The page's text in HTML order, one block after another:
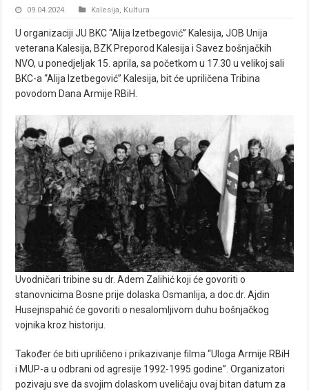
09.04.2024. Kalesija, Kultura
U organizaciji JU BKC “Alija Izetbegović” Kalesija, JOB Unija
veterana Kalesija, BZK Preporod Kalesija i Savez bošnjačkih
NVO, u ponedjeljak 15. aprila, sa početkom u 17.30 u velikoj sali
BKC-a “Alija Izetbegović” Kalesija, bit će upriličena Tribina
povodom Dana Armije RBiH.
Uvodničari tribine su dr. Adem Zalihić koji će govoriti o
stanovnicima Bosne prije dolaska Osmanlija, a doc.dr. Ajdin
Husejnspahić će govoriti o nesalomljivom duhu bošnjačkog
vojnika kroz historiju.
Također će biti upriličeno i prikazivanje filma “Uloga Armije RBiH
i MUP-a u odbrani od agresije 1992-1995 godine”. Organizatori
pozivaju sve da svojim dolaskom uveličaju ovaj bitan datum za